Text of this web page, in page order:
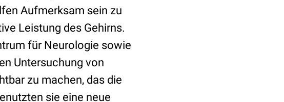
Aufmerksam sein zu
Leistung des Gehirns.
für Neurologie sowie
Untersuchung von
zu machen, das die
sie eine neue